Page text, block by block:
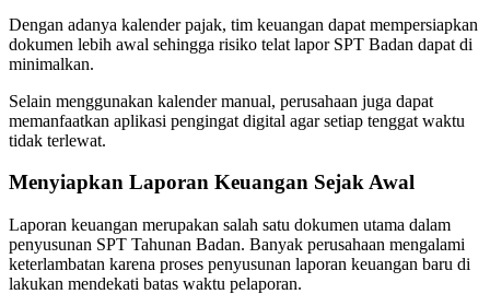
Dengan adanya kalender pajak, tim keuangan dapat mempersiapkan
dokumen lebih awal sehingga risiko telat lapor SPT Badan dapat di
minimalkan.
Selain menggunakan kalender manual, perusahaan juga dapat
memanfaatkan aplikasi pengingat digital agar setiap tenggat waktu
tidak terlewat.
Menyiapkan Laporan Keuangan Sejak Awal
Laporan keuangan merupakan salah satu dokumen utama dalam
penyusunan SPT Tahunan Badan. Banyak perusahaan mengalami
keterlambatan karena proses penyusunan laporan keuangan baru di
lakukan mendekati batas waktu pelaporan.